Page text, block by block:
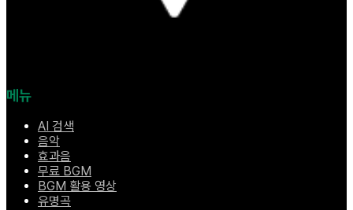
메뉴
AI 검색
음악
효과음
무료 BGM
BGM 활용 영상
유명곡